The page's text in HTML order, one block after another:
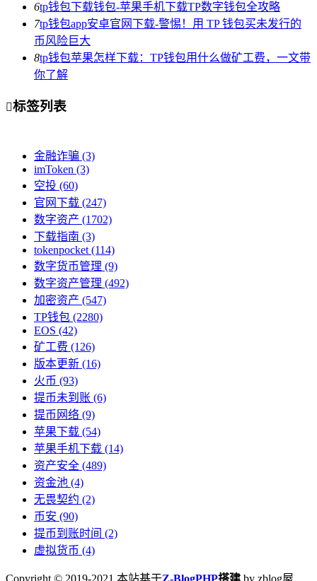
6tp钱包下载钱包-苹果手机下载TP数字钱包全攻略
7tp钱包app安卓官网下载-警惕！用 TP 钱包买未发行的
币风险巨大
8tp钱包苹果怎样下载：TP钱包用什么做矿工费，一文带
你了解
标签列表
金融诈骗 (3)
imToken (3)
空投 (60)
官网下载 (247)
数字资产 (1702)
下载指南 (3)
tokenpocket (114)
数字货币管理 (9)
数字资产管理 (492)
加密资产 (547)
TP钱包 (2280)
EOS (42)
矿工费 (126)
版本更新 (16)
火币 (93)
提币未到账 (6)
提币网络 (9)
苹果下载 (54)
苹果手机下载 (14)
资产安全 (489)
资金池 (4)
无畏契约 (2)
币安 (90)
提币到账时间 (2)
虚拟货币 (4)
Copyright © 2019-2021 本站基于Z-BlogPHP搭建 by zblog屋